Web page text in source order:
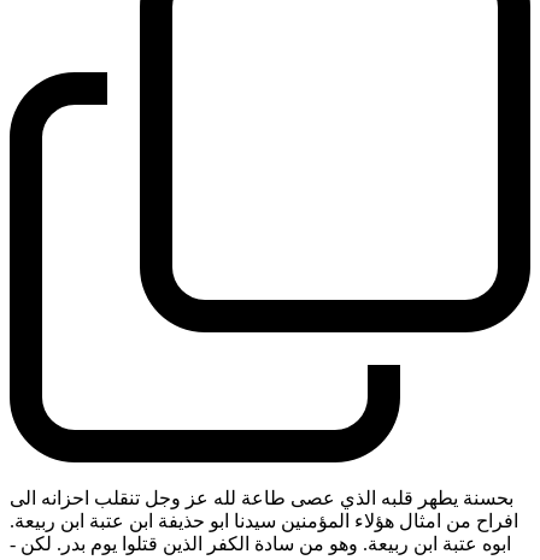
بحسنة يطهر قلبه الذي عصى طاعة لله عز وجل تنقلب احزانه الى
افراح من امثال هؤلاء المؤمنين سيدنا ابو حذيفة ابن عتبة ابن ربيعة.
ابوه عتبة ابن ربيعة. وهو من سادة الكفر الذين قتلوا يوم بدر. لكن -